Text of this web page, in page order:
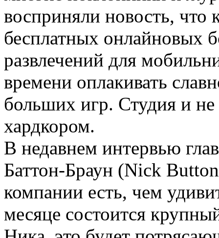
восприняли новость, что
бесплатных онлайновых
развлечений для
времени оплакивать
больших игр. Студия и
хардкором.
В недавнем интервью
Баттон-Браун (Nick
компании есть, чем
месяце состоится